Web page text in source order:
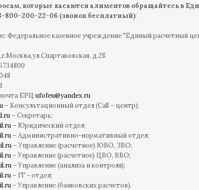
которые касаются алиментов обращайтесь в
800-200-22-06 (звонок бесплатный):
Федеральное казенное учреждение "Единый расчетный
д.2Б
ЕРЦ ufofeu@yandex.ru
– Консультационный отдел (Call – центр);
– Секретарь;
– Юридический отдел;
– Административно-нормативный отдел;
– Управление (расчетное) ЮВО, ЗВО;
– Управление (расчетное) ЦВО, ВВО;
– Управление (анализа и контроля);
– IT - отдел;
– Управление (банковских расчетов).